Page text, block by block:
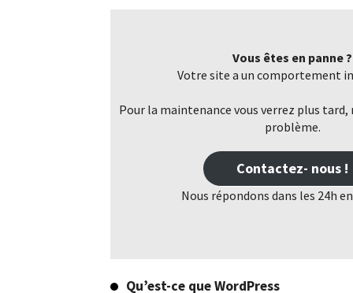
Dépannage WordPress
Votre site WordPress est cassé, lent ou
une erreur ? Nous vous proposons un
dépannage rapide, fiable et sécurisé.
Contenus web
Vous êtes en panne ?
Votre site a un comportement
Pour la maintenance vous verrez plus tard,
problème.
Contactez- nous !
Nous répondons dans les 24h
Qu’est-ce que WordPress